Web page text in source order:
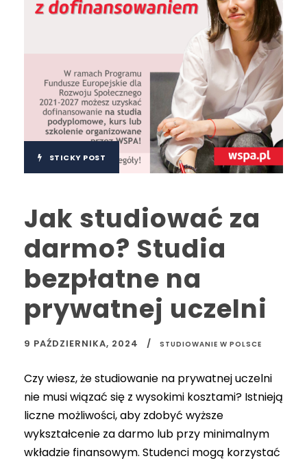
STICKY POST
Jak studiować za
darmo? Studia
bezpłatne na
prywatnej uczelni
9 PAŹDZIERNIKA, 2024 STUDIOWANIE W POLSCE
Czy wiesz, że studiowanie na prywatnej uczelni
nie musi wiązać się z wysokimi kosztami? Istnieją
liczne możliwości, aby zdobyć wyższe
wykształcenie za darmo lub przy minimalnym
wkładzie finansowym. Studenci mogą korzystać